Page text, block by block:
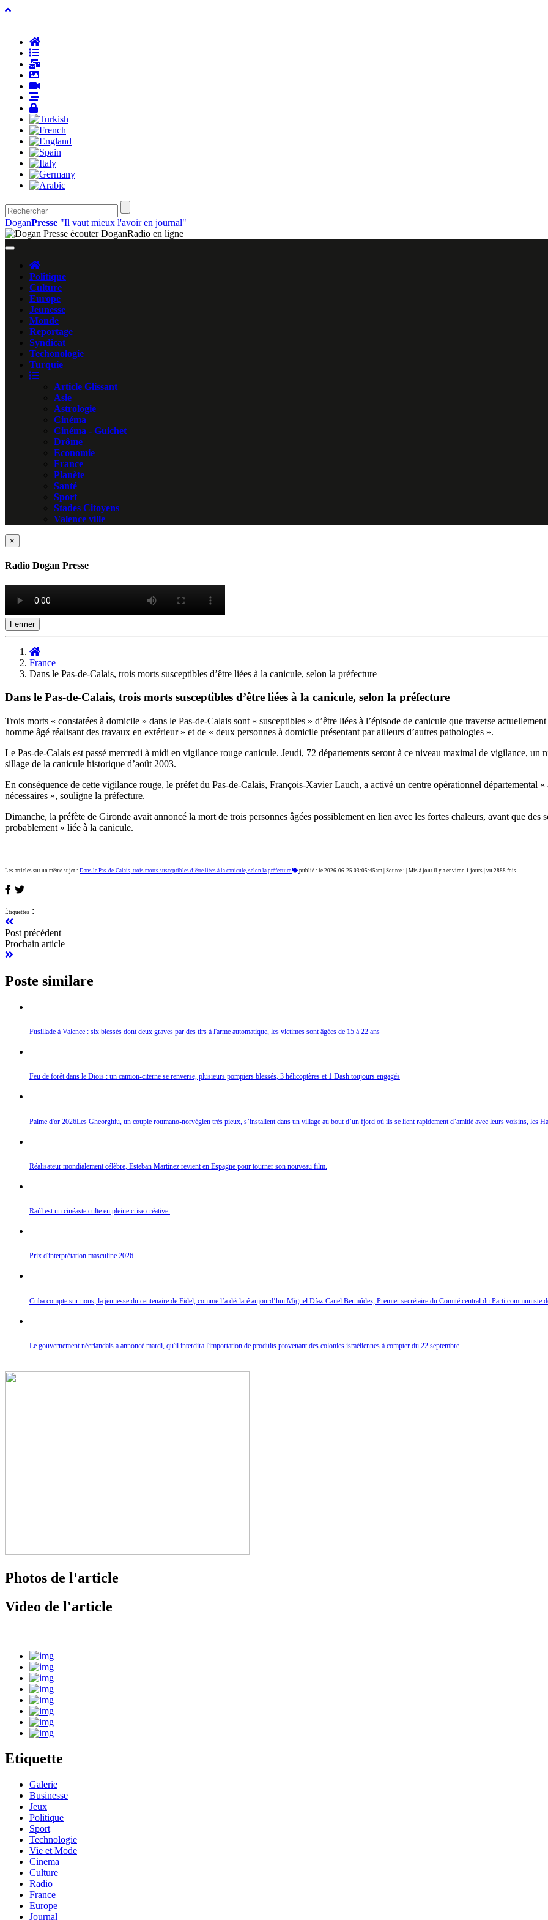
DoganPresse "Il vaut mieux l'avoir en journal"
Toggle
navigation
Politique
Culture
Europe
Jeunesse
Monde
Reportage
Syndicat
Techonologie
Turquie
Article Glissant
Asie
Astrologie
Cinéma
Cinéma - Guichet
Drôme
Economie
France
Planète
Santé
Sport
Stades Citoyens
Valence ville
×
Radio Dogan Presse
Fermer
France
Dans le Pas-de-Calais, trois morts susceptibles d’être liées à la canicule, selon la préfecture
Dans le Pas-de-Calais, trois morts susceptibles d’être liées à la canicule, selon la préfecture
Trois morts « constatées à domicile » dans le Pas-de-Calais sont « susceptibles » d’être liées à l’épisode de canicule que traverse
homme âgé réalisant des travaux en extérieur » et de « deux personnes à domicile présentant par ailleurs d’autres pathologies ».
Le Pas-de-Calais est passé mercredi à midi en vigilance rouge canicule. Jeudi, 72 départements seront à ce niveau maximal de vigilance,
sillage de la canicule historique d’août 2003.
En conséquence de cette vigilance rouge, le préfet du Pas-de-Calais, François-Xavier Lauch, a activé un centre opérationnel départemental
nécessaires », souligne la préfecture.
Dimanche, la préfète de Gironde avait annoncé la mort de trois personnes âgées possiblement en lien avec les fortes chaleurs, avant que des
probablement » liée à la canicule.
Les articles sur un même sujet : Dans le Pas-de-Calais, trois morts susceptibles d’être liées à la canicule, selon la préfecture publié : le 2026-06-25 03:05:45am | Source : | Mis à jour il y a environ 1 jours | vu 2888 fois
Étiquettes :
Post précédent
Prochain article
Poste similare
Fusillade à Valence : six blessés dont deux graves par des tirs à l'arme automatique, les victimes sont âgées de 15 à 22 ans
Feu de forêt dans le Diois : un camion-citerne se renverse, plusieurs pompiers blessés, 3 hélicoptères et 1 Dash toujours engagés
Palme d'or 2026Les Gheorghiu, un couple roumano-norvégien très pieux, s’installent dans un village au bout d’un fjord où ils se lient rapidement d’amitié avec leurs voisins, les
Réalisateur mondialement célèbre, Esteban Martínez revient en Espagne pour tourner son nouveau film.
Raúl est un cinéaste culte en pleine crise créative.
Prix d'interprétation masculine 2026
Cuba compte sur nous, la jeunesse du centenaire de Fidel, comme l’a déclaré aujourd’hui Miguel Díaz-Canel Bermúdez, Premier secrétaire du Comité central du Parti communiste
Le gouvernement néerlandais a annoncé mardi, qu'il interdira l'importation de produits provenant des colonies israéliennes à compter du 22 septembre.
Photos de l'article
Video de l'article
Etiquette
Galerie
Businesse
Jeux
Politique
Sport
Technologie
Vie et Mode
Cinema
Culture
Radio
France
Europe
Journal